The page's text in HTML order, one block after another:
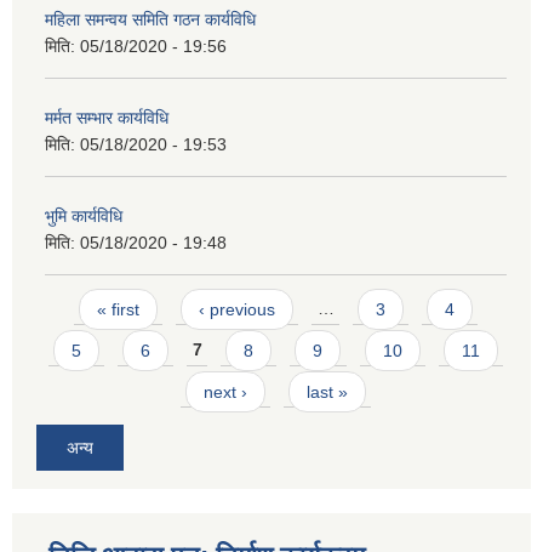
महिला समन्वय समिति गठन कार्यविधि
मिति: 05/18/2020 - 19:56
मर्मत सम्भार कार्यविधि
मिति: 05/18/2020 - 19:53
भुमि कार्यविधि
मिति: 05/18/2020 - 19:48
Pages
« first ‹ previous … 3 4
5 6 7 8 9 10 11
next › last »
अन्य